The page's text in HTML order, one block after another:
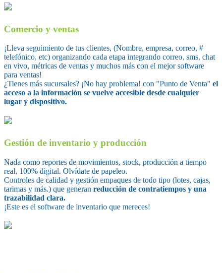
Comercio y ventas
¡Lleva seguimiento de tus clientes, (Nombre, empresa, correo, #
telefónico, etc) organizando cada etapa integrando correo, sms, chat
en vivo, métricas de ventas y muchos más con el mejor software
para ventas!
¿Tienes más sucursales? ¡No hay problema! con "Punto de Venta" el
acceso a la información se vuelve accesible desde cualquier
lugar y dispositivo.
Gestión de inventario y producción
Nada como reportes de movimientos, stock, producción a tiempo
real, 100% digital. Olvídate de papeleo.
Controles de calidad y gestión empaques de todo tipo (lotes, cajas,
tarimas y más.) que generan reducción de contratiempos y una
trazabilidad clara.
¡Este es el software de inventario que mereces!